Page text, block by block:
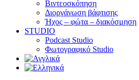
Βιντεοσκόπηση
Διοργάνωση βάφτισης
Ήχος – φώτα – διακόσμηση
STUDIO
Podcast Studio
Φωτογραφικό Studio